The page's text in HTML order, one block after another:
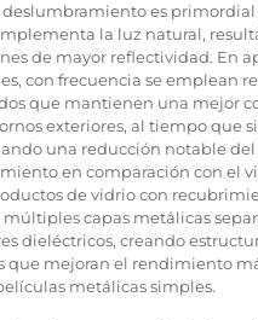
es
la luz natural,
de mayor reflectividad. En
con frecuencia se emplean
que mantienen una mejor
exteriores, al tiempo que
una reducción notable del
en comparación con el
de vidrio con
capas metálicas
dieléctricos, creando
que mejoran el rendimiento
metálicas simples.